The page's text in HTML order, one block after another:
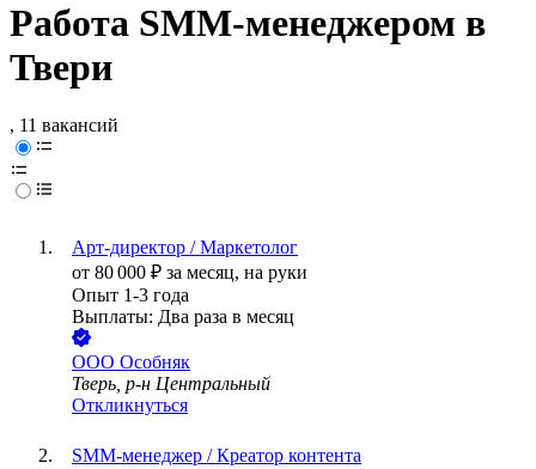
Работа SMM-менеджером в
Твери
, 11 вакансий
Арт-директор / Маркетолог
от 80 000 ₽ за месяц, на руки
Опыт 1-3 года
Выплаты: Два раза в месяц
ООО Особняк
Тверь, р-н Центральный
Откликнуться
SMM-менеджер / Креатор контента